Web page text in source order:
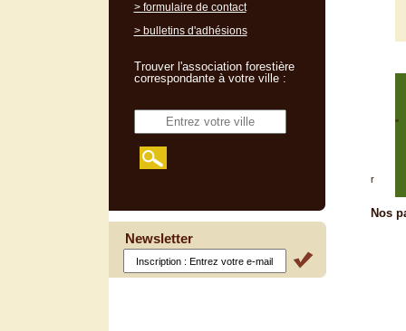
"
r
Nos
> formulaire de contact
> bulletins d'adhésions
Trouver l'association forestière
correspondante à votre ville :
Newsletter